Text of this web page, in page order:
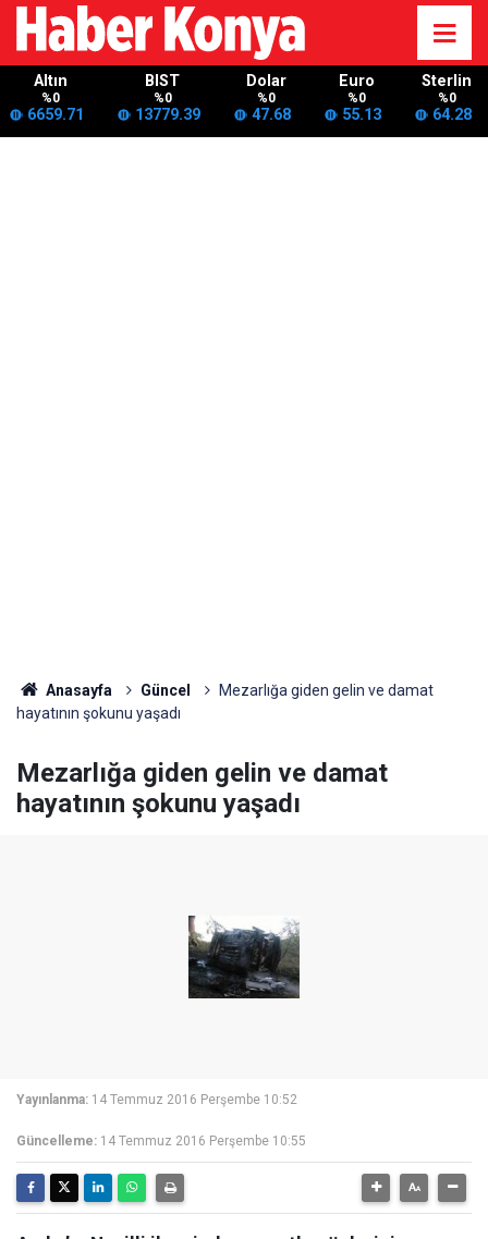
Altın
%0
6659.71
BIST
%0
13779.39
Dolar
%0
47.68
Euro
%0
55.13
Sterlin
%0
64.28
Anasayfa Güncel
Mezarlığa giden gelin ve damat
hayatının şokunu yaşadı
Mezarlığa giden gelin ve damat
hayatının şokunu yaşadı
Yayınlanma: 14 Temmuz 2016 Perşembe 10:52
Güncelleme: 14 Temmuz 2016 Perşembe 10:55